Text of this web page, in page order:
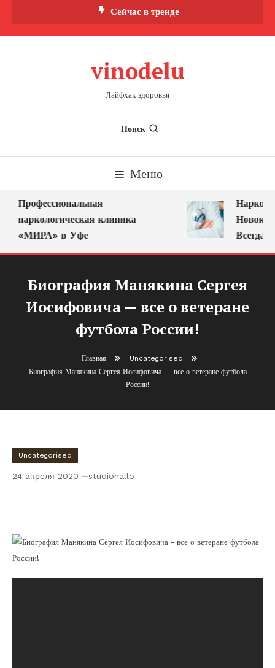
Сейчас в тренде
vinodelu
Лайфхак здоровья
Поиск
Меню
Профессиональная
наркологическая клиника
«МИРА» в Уфе
Всегда
Биография Манякина Сергея
Иосифовича — все о ветеране
футбола России!
Главная
Uncategorised
Биография Манякина Сергея Иосифовича — все о ветеране футбола
России!
Uncategorised
24 апреля 2020 studiohallo_